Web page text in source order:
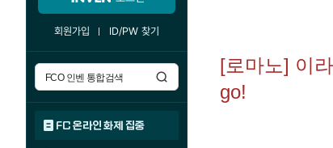
회원가입 ID/PW 찾기
FC 온라인 화제 집중
[로마노] 이
go!